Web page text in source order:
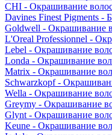
CHI - Окрашивание
Davines Finest Pigments -
Goldwell - Окрашивание
L'Oreal Professionnel -
Lebel - Окрашивание
Londa - Окрашивание
Matrix - Окрашивание
Schwarzkopf -
Wella - Окрашивание
Greymy - Окрашивание
Glynt - Окрашивание
Keune - Окрашивание